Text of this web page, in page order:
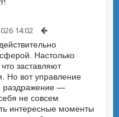
14:02
Настолько
заставляют
Но вот управление
раздражение —
не совсем
интересные моменты